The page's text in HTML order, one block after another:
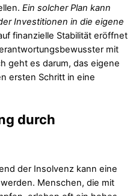
Ein solcher Plan kann
Investitionen in die eigene
finanzielle Stabilität eröffnet
mit
geht es darum, das eigene
ersten Schritt in eine
durch
der Insolvenz kann eine
Menschen, die mit